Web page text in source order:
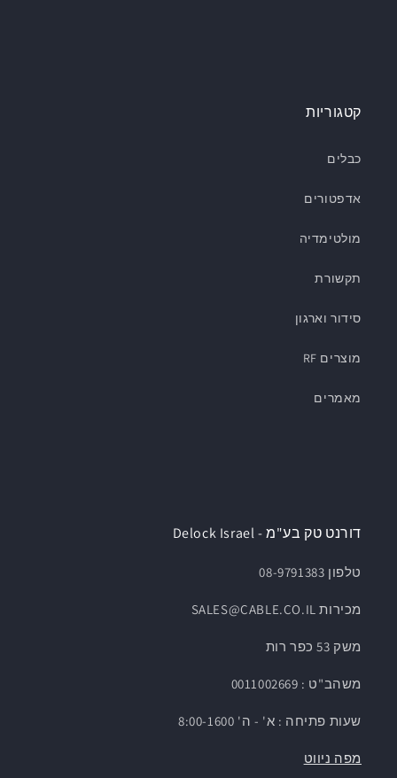
קטגוריות
כבלים
אדפטורים
מולטימדיה
תקשורת
סידור וארגון
מוצרים RF
מאמרים
דורנט טק בע"מ - Delock Israel
טלפון 08-9791383
מכירות SALES@CABLE.CO.IL
משק 53 כפר רות
משהב"ט : 0011002669
שעות פתיחה : א' - ה' 8:00-1600
מפה ניווט